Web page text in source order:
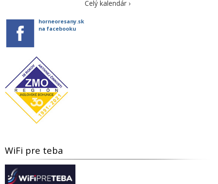
Celý kalendár ›
horneoresany.sk
na facebooku
WiFi pre teba